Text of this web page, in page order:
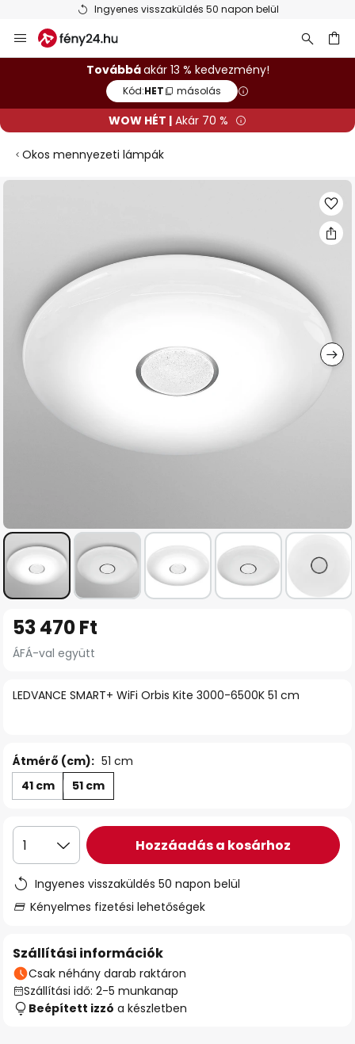
Ingyenes visszaküldés 50 napon belül
Ugrás
a
tartalomhozTovábbáakár 13 % kedvezmény!
Kód:HET másolás
WOW HÉT | Akár 70 %
Okos mennyezeti lámpák
Ugrás
képgaléria
LEDVANCE SMART+ WiFi Orbis Kite 3000-6500K 51 cm
53 470 Ft
ÁFÁ-val együtt
Átmérő (cm): 51 cm
41 cm
51 cm
1 Hozzáadás a kosárhoz
Ingyenes visszaküldés 50 napon belül
Kényelmes fizetési lehetőségek
Szállítási információk
Csak néhány darab raktáron
Szállítási idő: 2-5 munkanap
Beépített izzó a készletben